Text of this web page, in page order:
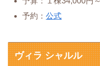
予約：公式
ヴィラ シャルル